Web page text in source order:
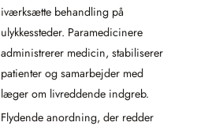
iværksætte behandling på
ulykkessteder. Paramedicinere
administrerer medicin, stabiliserer
patienter og samarbejder med
læger om livreddende indgreb.
Flydende anordning, der redder